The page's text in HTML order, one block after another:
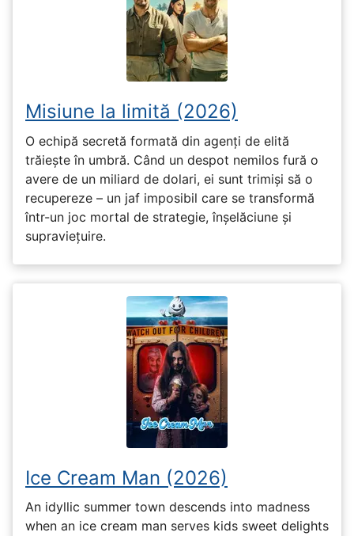
Misiune la limită (2026)
O echipă secretă formată din agenți de elită
trăiește în umbră. Când un despot nemilos fură o
avere de un miliard de dolari, ei sunt trimiși să o
recupereze – un jaf imposibil care se transformă
într-un joc mortal de strategie, înșelăciune și
supraviețuire.
Ice Cream Man (2026)
An idyllic summer town descends into madness
when an ice cream man serves kids sweet delights